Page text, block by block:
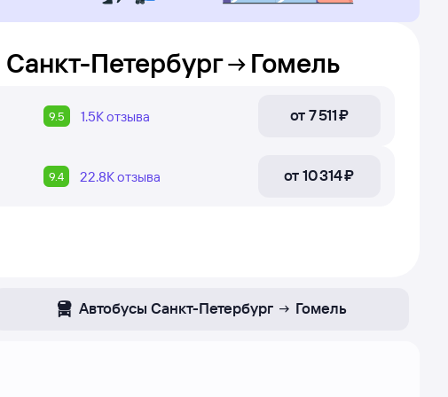
Санкт-Петербург Гомель
9.5 1.5Котзыва от7 ⁠511 ⁠₽
9.4 22.8Котзыва от 10 ⁠314 ⁠₽
Автобусы Санкт-Петербург Гомель